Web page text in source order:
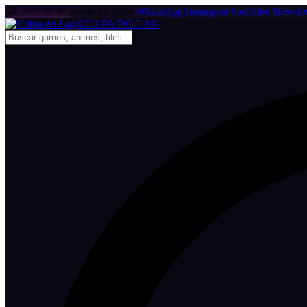
sábado, 08 de agosto de 2026 WhatsApp InstagramYouTube
CULPA DO LAG